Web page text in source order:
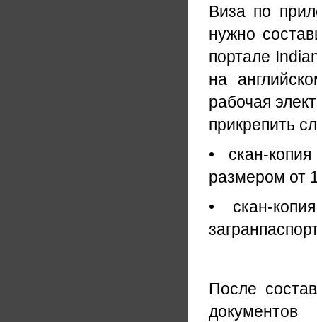
Виза по
нужно
портале
на
рабочая
прикрепить
• скан-
размером от
• скан-
После